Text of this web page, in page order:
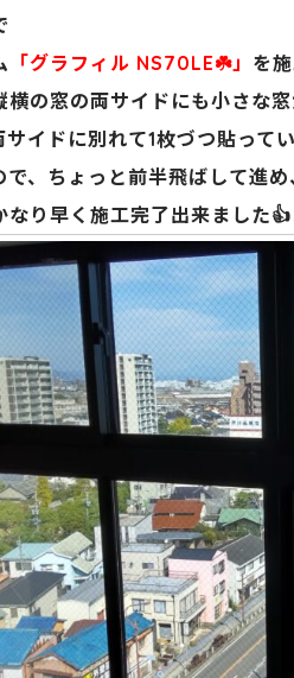
「グラフィル NS70LE☘️」 を
横の窓の両サイドにも小さな
イドに別れて1枚づつ貼って
で、ちょっと前半飛ばして進
なり早く施工完了出来ました